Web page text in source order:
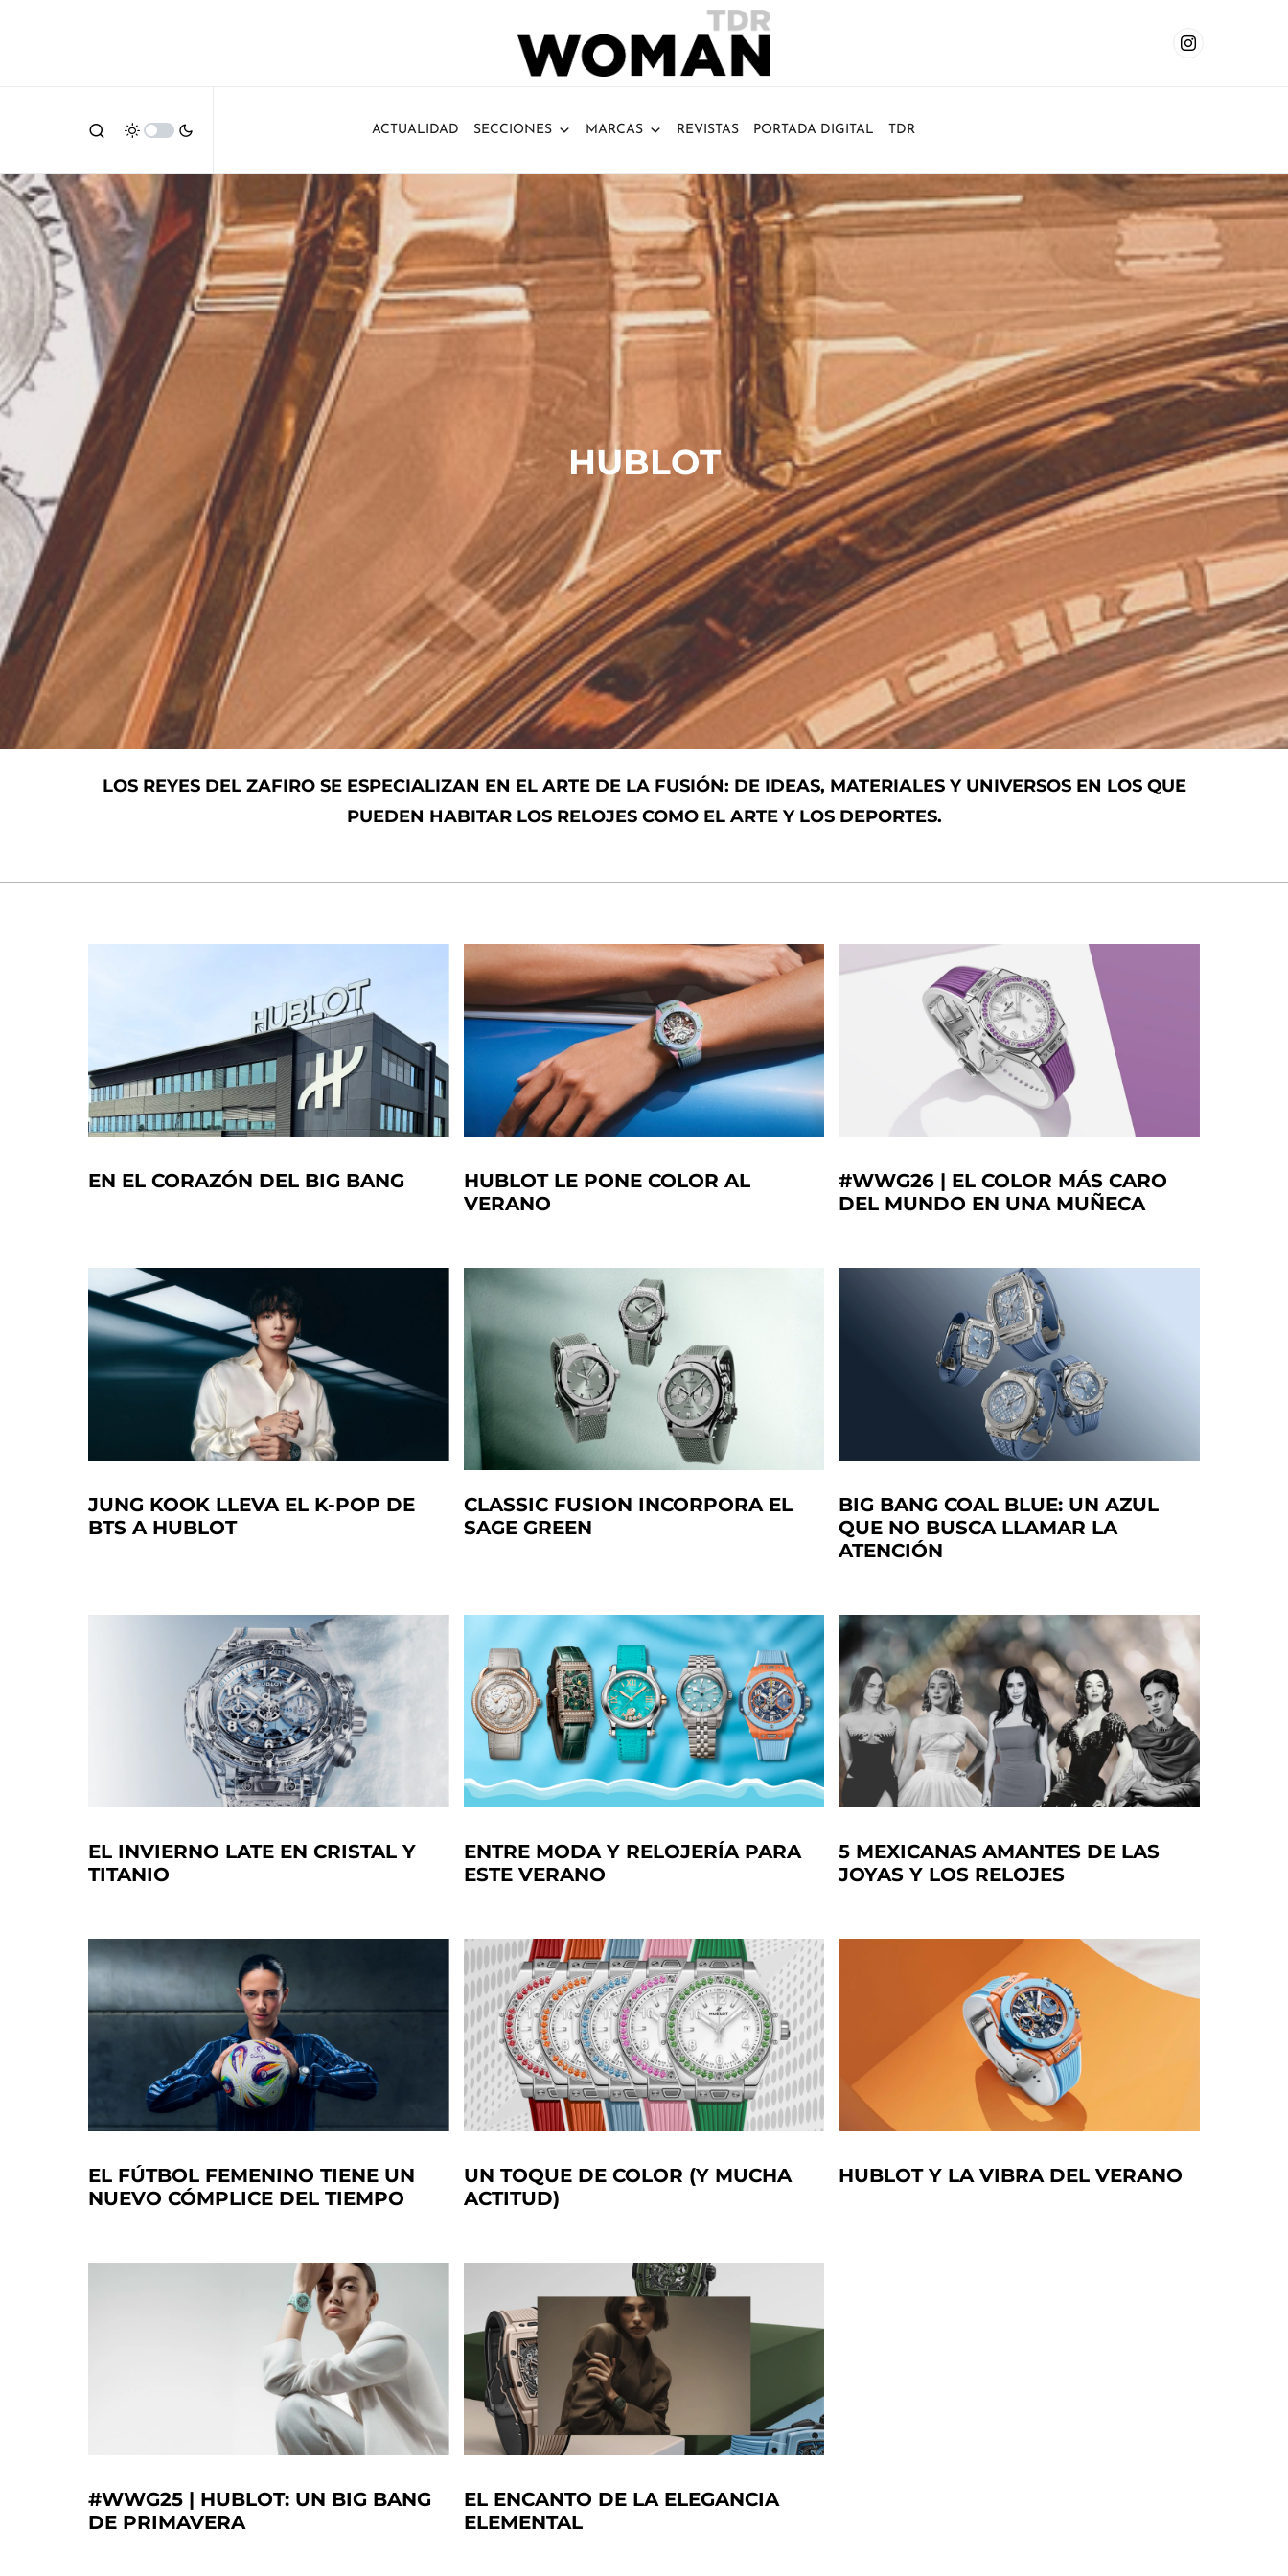
ACTUALIDAD SECCIONES MARCAS REVISTAS PORTADA DIGITAL TDR
HUBLOT
LOS REYES DEL ZAFIRO SE ESPECIALIZAN EN EL ARTE DE LA FUSIÓN: DE IDEAS, MATERIALES Y UNIVERSOS EN LOS QUE
PUEDEN HABITAR LOS RELOJES COMO EL ARTE Y LOS DEPORTES.
EN EL CORAZÓN DEL BIG BANG
HUBLOT LE PONE COLOR AL
VERANO
#WWG26 | EL COLOR MÁS CARO
DEL MUNDO EN UNA MUÑECA
JUNG KOOK LLEVA EL K-POP DE
BTS A HUBLOT
CLASSIC FUSION INCORPORA EL
SAGE GREEN
BIG BANG COAL BLUE: UN AZUL
QUE NO BUSCA LLAMAR LA
ATENCIÓN
EL INVIERNO LATE EN CRISTAL Y
TITANIO
ENTRE MODA Y RELOJERÍA PARA
ESTE VERANO
5 MEXICANAS AMANTES DE LAS
JOYAS Y LOS RELOJES
EL FÚTBOL FEMENINO TIENE UN
NUEVO CÓMPLICE DEL TIEMPO
UN TOQUE DE COLOR (Y MUCHA
ACTITUD)
HUBLOT Y LA VIBRA DEL VERANO
#WWG25 | HUBLOT: UN BIG BANG
DE PRIMAVERA
EL ENCANTO DE LA ELEGANCIA
ELEMENTAL